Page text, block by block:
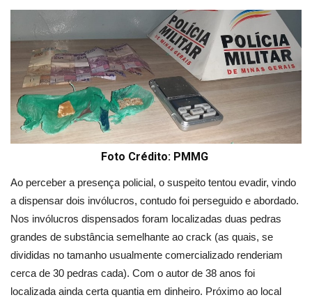
Foto Crédito: PMMG
Ao perceber a presença policial, o suspeito tentou evadir, vindo
a dispensar dois invólucros, contudo foi perseguido e abordado.
Nos invólucros dispensados foram localizadas duas pedras
grandes de substância semelhante ao crack (as quais, se
divididas no tamanho usualmente comercializado renderiam
cerca de 30 pedras cada). Com o autor de 38 anos foi
localizada ainda certa quantia em dinheiro. Próximo ao local